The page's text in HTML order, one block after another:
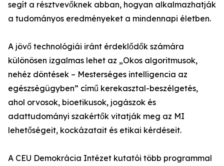
segít a résztvevőknek abban, hogyan alkalmazhatják
a tudományos eredményeket a mindennapi életben.
A jövő technológiái iránt érdeklődők számára
különösen izgalmas lehet az „Okos algoritmusok,
nehéz döntések – Mesterséges intelligencia az
egészségügyben” című kerekasztal-beszélgetés,
ahol orvosok, bioetikusok, jogászok és
adattudományi szakértők vitatják meg az MI
lehetőségeit, kockázatait és etikai kérdéseit.
A CEU Demokrácia Intézet kutatói több programmal